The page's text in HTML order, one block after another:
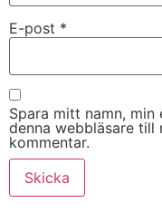
E-post *
Spara mitt namn,
denna webbläsare till
kommentar.